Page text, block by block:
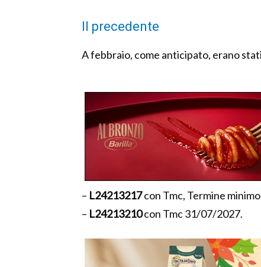
Il precedente
A febbraio, come anticipato, erano stati
– L24213217con Tmc, Termine
– L24213210con Tmc 31/07/2027.